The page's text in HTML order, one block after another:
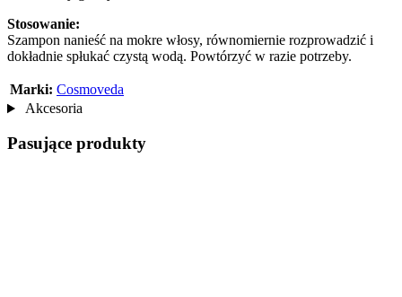
Stosowanie:
Szampon nanieść na mokre włosy, równomiernie rozprowadzić i
dokładnie spłukać czystą wodą. Powtórzyć w razie potrzeby.
Marki: Cosmoveda
Akcesoria
Pasujące produkty